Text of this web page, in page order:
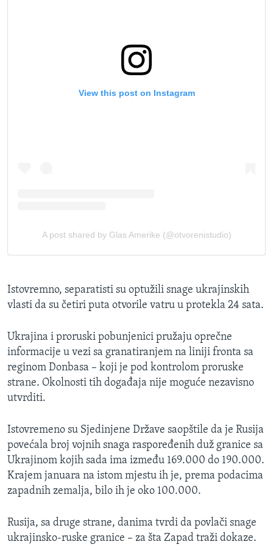
Istovremno, separatisti su optužili snage ukrajinskih
vlasti da su četiri puta otvorile vatru u protekla 24 sata.
Ukrajina i proruski pobunjenici pružaju oprečne
informacije u vezi sa granatiranjem na liniji fronta sa
reginom Donbasa – koji je pod kontrolom proruske
strane. Okolnosti tih događaja nije moguće nezavisno
utvrditi.
Istovremeno su Sjedinjene Države saopštile da je Rusija
povećala broj vojnih snaga raspoređenih duž granice sa
Ukrajinom kojih sada ima između 169.000 do 190.000.
Krajem januara na istom mjestu ih je, prema podacima
zapadnih zemalja, bilo ih je oko 100.000.
Rusija, sa druge strane, danima tvrdi da povlači snage
ukrajinsko-ruske granice – za šta Zapad traži dokaze.